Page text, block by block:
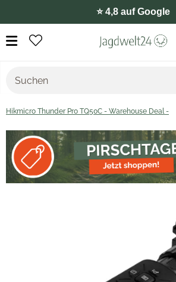
⭐️ 4,8 auf Google
Hikmicro Thunder Pro TQ50C - Warehouse Deal -